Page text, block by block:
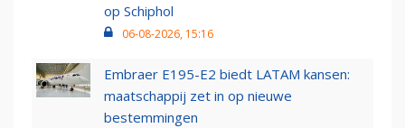
op Schiphol
06-08-2026, 15:16
Embraer E195-E2 biedt LATAM kansen:
maatschappij zet in op nieuwe
bestemmingen